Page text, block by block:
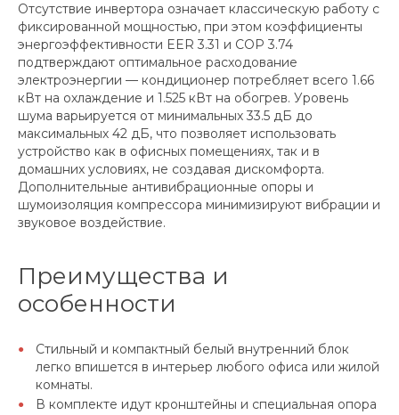
Отсутствие инвертора означает классическую работу с
фиксированной мощностью, при этом коэффициенты
энергоэффективности EER 3.31 и COP 3.74
подтверждают оптимальное расходование
электроэнергии — кондиционер потребляет всего 1.66
кВт на охлаждение и 1.525 кВт на обогрев. Уровень
шума варьируется от минимальных 33.5 дБ до
максимальных 42 дБ, что позволяет использовать
устройство как в офисных помещениях, так и в
домашних условиях, не создавая дискомфорта.
Дополнительные антивибрационные опоры и
шумоизоляция компрессора минимизируют вибрации и
звуковое воздействие.
Преимущества и
особенности
Стильный и компактный белый внутренний блок
легко впишется в интерьер любого офиса или жилой
комнаты.
В комплекте идут кронштейны и специальная опора